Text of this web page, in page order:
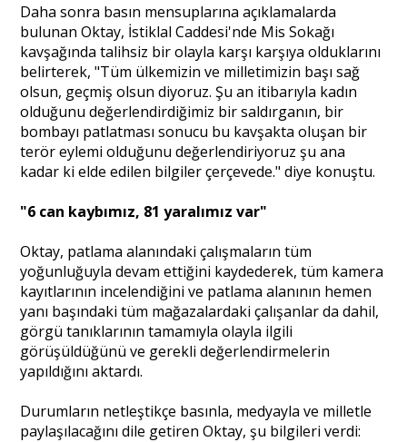
Portre
Yazarlar
Ankara Analiz
Sağlık
Daha sonra basın mensuplarına açıklamalarda
bulunan Oktay, İstiklal Caddesi'nde Mis Sokağı
kavşağında talihsiz bir olayla karşı karşıya olduklarını
belirterek, "Tüm ülkemizin ve milletimizin başı sağ
olsun, geçmiş olsun diyoruz. Şu an itibarıyla kadın
olduğunu değerlendirdiğimiz bir saldırganın, bir
bombayı patlatması sonucu bu kavşakta oluşan bir
terör eylemi olduğunu değerlendiriyoruz şu ana
kadar ki elde edilen bilgiler çerçevede." diye konuştu.
"6 can kaybımız, 81 yaralımız var"
Oktay, patlama alanındaki çalışmaların tüm
yoğunluğuyla devam ettiğini kaydederek, tüm kamera
kayıtlarının incelendiğini ve patlama alanının hemen
yanı başındaki tüm mağazalardaki çalışanlar da dahil,
görgü tanıklarının tamamıyla olayla ilgili
görüşüldüğünü ve gerekli değerlendirmelerin
yapıldığını aktardı.
Durumların netleştikçe basınla, medyayla ve milletle
paylaşılacağını dile getiren Oktay, şu bilgileri verdi: